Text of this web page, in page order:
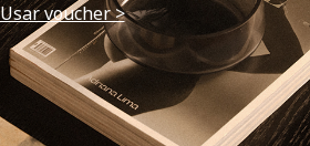
Usar voucher >